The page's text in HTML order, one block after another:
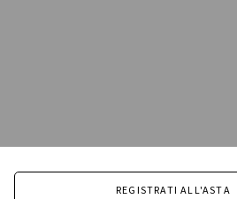
REGISTRATI ALL'ASTA